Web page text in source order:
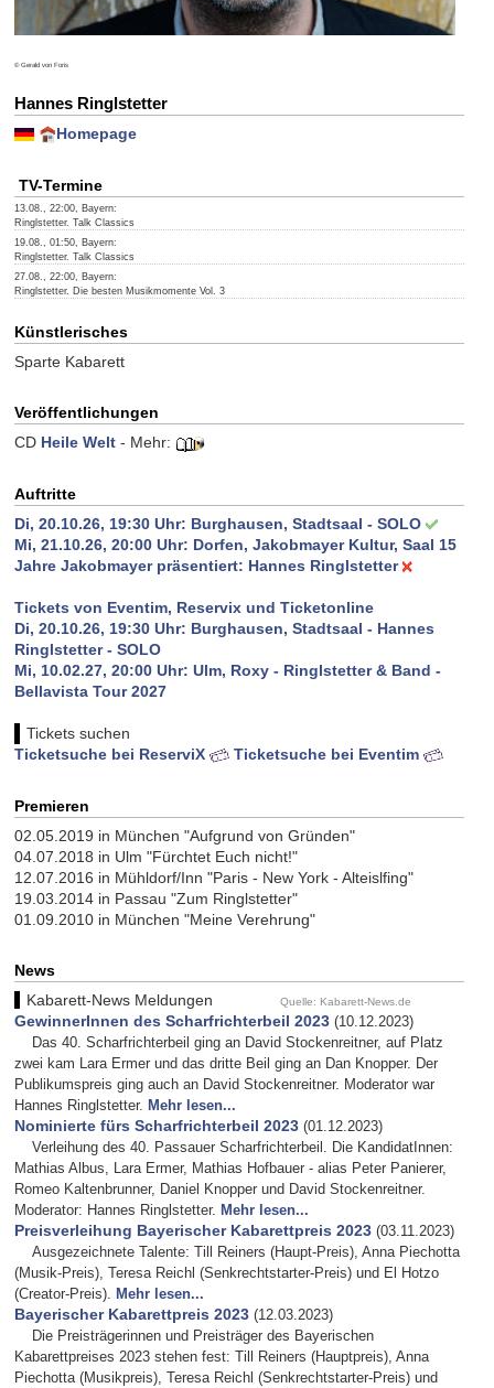
© Gerald von Foris
Hannes Ringlstetter
Homepage
TV-Termine
13.08., 22:00, Bayern:
Ringlstetter. Talk Classics
19.08., 01:50, Bayern:
Ringlstetter. Talk Classics
27.08., 22:00, Bayern:
Ringlstetter. Die besten Musikmomente Vol. 3
Künstlerisches
Sparte Kabarett
Veröffentlichungen
CD Heile Welt- Mehr:
Auftritte
Di, 20.10.26, 19:30 Uhr: Burghausen, Stadtsaal - SOLO
Mi, 21.10.26, 20:00 Uhr: Dorfen, Jakobmayer Kultur, Saal 15
Jahre Jakobmayer präsentiert: Hannes Ringlstetter
Tickets von Eventim, Reservix und Ticketonline
Di, 20.10.26, 19:30 Uhr: Burghausen, Stadtsaal - Hannes
Ringlstetter - SOLO
Mi, 10.02.27, 20:00 Uhr: Ulm, Roxy - Ringlstetter & Band -
Bellavista Tour 2027
Tickets suchen
Ticketsuche bei ReserviX
Ticketsuche bei Eventim
Premieren
02.05.2019 in München "Aufgrund von Gründen"
04.07.2018 in Ulm "Fürchtet Euch nicht!"
12.07.2016 in Mühldorf/Inn "Paris - New York - Alteislfing"
19.03.2014 in Passau "Zum Ringlstetter"
01.09.2010 in München "Meine Verehrung"
News
Kabarett-News Meldungen
Quelle: Kabarett-News.de
GewinnerInnen des Scharfrichterbeil 2023 (10.12.2023)
Das 40. Scharfrichterbeil ging an David Stockenreitner, auf Platz
zwei kam Lara Ermer und das dritte Beil ging an Dan Knopper. Der
Publikumspreis ging auch an David Stockenreitner. Moderator war
Hannes Ringlstetter. Mehr lesen...
Nominierte fürs Scharfrichterbeil 2023 (01.12.2023)
Verleihung des 40. Passauer Scharfrichterbeil. Die KandidatInnen:
Mathias Albus, Lara Ermer, Mathias Hofbauer - alias Peter Panierer,
Romeo Kaltenbrunner, Daniel Knopper und David Stockenreitner.
Moderator: Hannes Ringlstetter. Mehr lesen...
Preisverleihung Bayerischer Kabarettpreis 2023 (03.11.2023)
Ausgezeichnete Talente: Till Reiners (Haupt-Preis), Anna Piechotta
(Musik-Preis), Teresa Reichl (Senkrechtstarter-Preis) und El Hotzo
(Creator-Preis). Mehr lesen...
Bayerischer Kabarettpreis 2023 (12.03.2023)
Die Preisträgerinnen und Preisträger des Bayerischen
Kabarettpreises 2023 stehen fest: Till Reiners (Hauptpreis), Anna
Piechotta (Musikpreis), Teresa Reichl (Senkrechtstarter-Preis) und